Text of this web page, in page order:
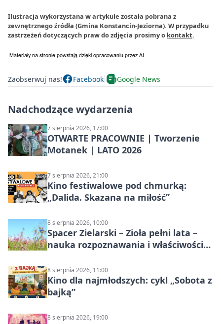
Ilustracja wykorzystana w artykule została pobrana z
zewnętrznego źródła (Gmina Konstancin-Jeziorna). W przypadku
zastrzeżeń dotyczących praw do zdjęcia prosimy o kontakt.
Zaobserwuj nas! Facebook Google News
Nadchodzące wydarzenia
7 sierpnia 2026, 17:00
OTWARTE PRACOWNIE | Tworzenie
Motanek | LATO 2026
7 sierpnia 2026, 21:00
Kino festiwalowe pod chmurką:
„Dalida. Skazana na miłość”
8 sierpnia 2026, 10:00
Spacer Zielarski – Zioła pełni lata –
nauka rozpoznawania i właściwości
8 sierpnia 2026, 11:00
Kino dla najmłodszych: cykl „Sobota z
bajką”
8 sierpnia 2026, 19:00